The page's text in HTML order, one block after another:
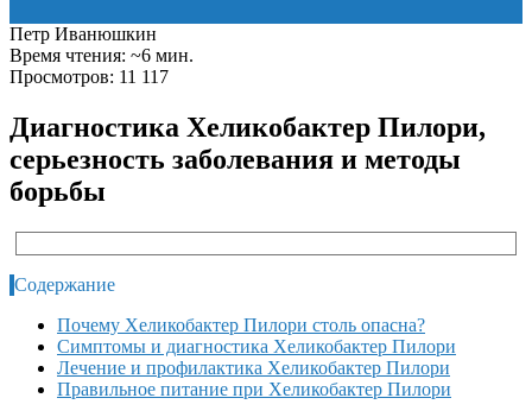
Петр Иванюшкин
Время чтения: ~6 мин.
Просмотров: 11 117
Диагностика Хеликобактер Пилори,
серьезность заболевания и методы
борьбы
Содержание
Почему Хеликобактер Пилори столь опасна?
Симптомы и диагностика Хеликобактер Пилори
Лечение и профилактика Хеликобактер Пилори
Правильное питание при Хеликобактер Пилори